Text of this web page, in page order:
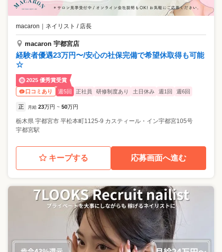
macaron ネイリスト / 店長
macaron 宇都宮店
経験者優遇23万円〜/安心の社保完備で希望休取得も可能
☆
2025 優秀賞受賞
口コミあり
週5回 正社員 研修制度あり 土日休み 週1回 週6回
正 月給 23万円 ~ 50万円
栃木県 宇都宮市 平松本町1125-9 カスティール・イン宇都宮105号
宇都宮駅
キープする 応募画面へ進む